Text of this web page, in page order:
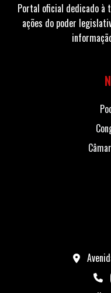
Portal oficial dedicado à
ações do poder